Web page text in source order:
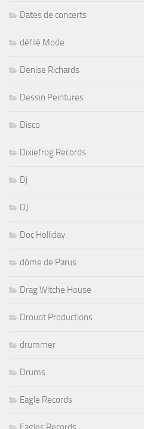
Dates de concerts
défilé Mode
Denise Richards
Dessin Peintures
Disco
Dixiefrog Records
Dj
DJ
Doc Holliday
dôme de Parus
Drag Witche House
Drouot Productions
drummer
Drums
Eagle Records